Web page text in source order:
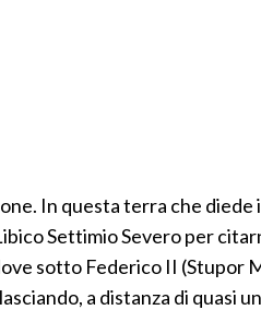
In questa terra che diede
Settimio Severo per
sotto Federico II (Stupor
a distanza di quasi